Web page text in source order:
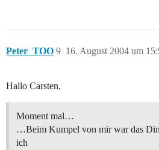
Peter_TOO 16. August 2004 um
9
Hallo Carsten,
Moment mal…
…Beim Kumpel von mir war das
ich